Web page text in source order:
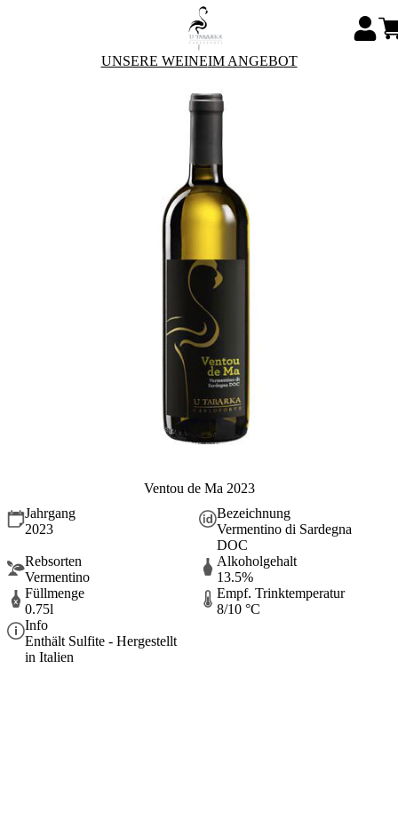
UNSERE WEINEIM ANGEBOT
Ventou de Ma 2023
Jahrgang
2023
Bezeichnung
Vermentino di Sardegna
DOC
Rebsorten
Vermentino
Alkoholgehalt
13.5%
Füllmenge
0.75l
Empf. Trinktemperatur
8/10 °C
Info
Enthält Sulfite - Hergestellt
in Italien